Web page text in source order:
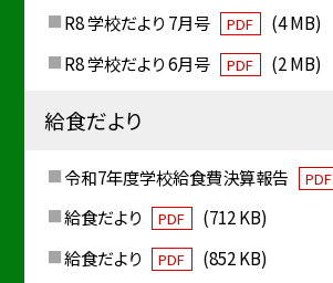
R8 学校だより 7月号 PDF
(4 MB)
R8 学校だより 6月号
PDF (2 MB)
給食だより
令和7年度学校給食費決算報告 PDF
給食だより
PDF
(712 KB)
給食だより
PDF
(852 KB)